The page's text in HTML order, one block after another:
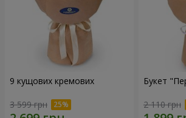
9 кущових кремових
3 599 грн
Букет
2 110 грн